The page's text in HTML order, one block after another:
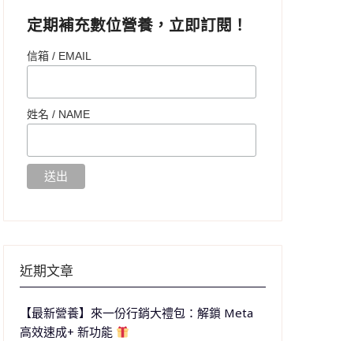
定期補充數位營養，立即訂閱！
信箱 / EMAIL
姓名 / NAME
近期文章
【最新營養】來一份行銷大禮包：解鎖 Meta
高效速成+ 新功能